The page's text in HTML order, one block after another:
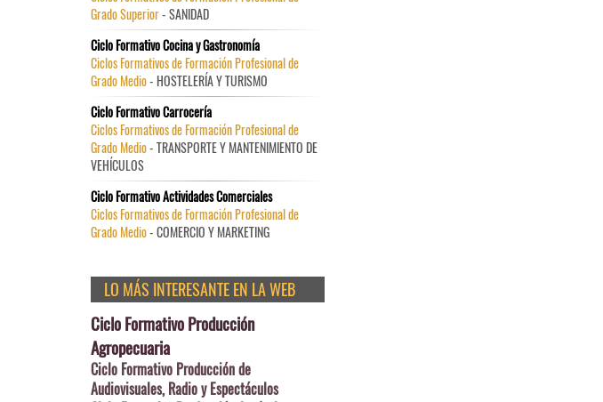
Grado Superior- SANIDAD
Ciclo Formativo Cocina y Gastronomía
Ciclos Formativos de Formación Profesional de
Grado Medio- HOSTELERÍA Y TURISMO
Ciclo Formativo Carrocería
Ciclos Formativos de Formación Profesional de
Grado Medio- TRANSPORTE Y MANTENIMIENTO DE
VEHÍCULOS
Ciclo Formativo Actividades Comerciales
Ciclos Formativos de Formación Profesional de
Grado Medio- COMERCIO Y MARKETING
LO MÁS INTERESANTE EN LA WEB
Ciclo Formativo Producción
Agropecuaria
Ciclo Formativo Producción de
Audiovisuales, Radio y Espectáculos